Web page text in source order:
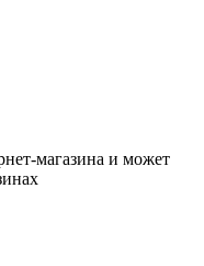
магазина и может